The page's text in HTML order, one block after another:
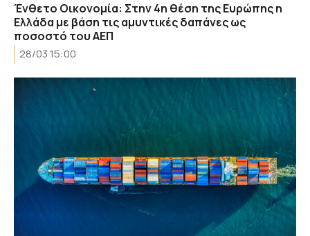
Ένθετο Οικονομία: Στην 4η θέση της Ευρώπης η
Ελλάδα με βάση τις αμυντικές δαπάνες ως
ποσοστό του ΑΕΠ
28/03 15:00